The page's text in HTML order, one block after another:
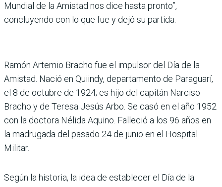
Mundial de la Amistad nos dice hasta pronto”,
concluyendo con lo que fue y dejó su partida.
Ramón Artemio Bracho fue el impulsor del Día de la
Amistad. Nació en Quiindy, departamento de Paraguarí,
el 8 de octubre de 1924; es hijo del capitán Narciso
Bracho y de Teresa Jesús Arbo. Se casó en el año 1952
con la doctora Nélida Aquino. Falleció a los 96 años en
la madrugada del pasado 24 de junio en el Hospital
Militar.
Según la historia, la idea de establecer el Día de la